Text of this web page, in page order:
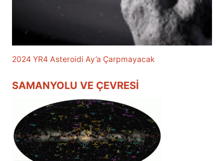
2024 YR4 Asteroidi Ay’a Çarpmayacak
SAMANYOLU VE ÇEVRESI